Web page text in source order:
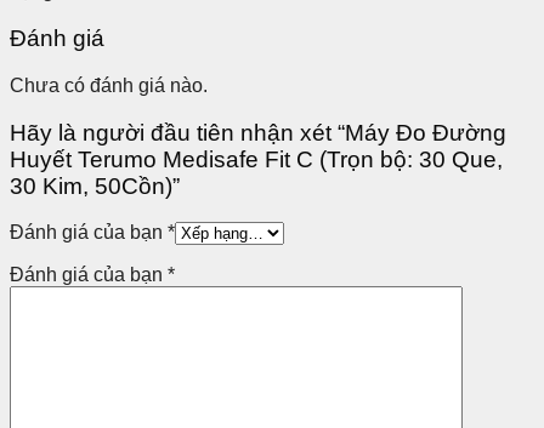
Đánh giá
Chưa có đánh giá nào.
Hãy là người đầu tiên nhận xét “Máy Đo Đường
Huyết Terumo Medisafe Fit C (Trọn bộ: 30 Que,
30 Kim, 50Cồn)”
Đánh giá của bạn *
Đánh giá của bạn *